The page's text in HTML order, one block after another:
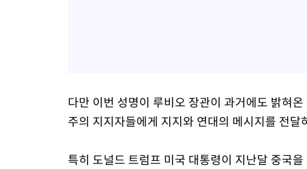
다만 이번 성명이 루비오 장관이 과거에도 밝혀
주의 지지자들에게 지지와 연대의 메시지를 전
특히 도널드 트럼프 미국 대통령이 지난달 중국